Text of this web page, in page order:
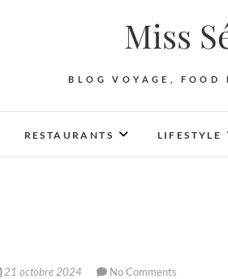
Miss
BLOG VOYAGE, FOOD
RESTAURANTS LIFESTYLE
21 octobre 2024 No Comments